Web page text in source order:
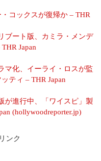
コックスが復帰か – THR
ブート版、カミラ・メンデ
Japan
マ化、イーライ・ロスが監
ティ – THR Japan
が進行中、「ワイスピ」製
(hollywoodreporter.jp)
ンク